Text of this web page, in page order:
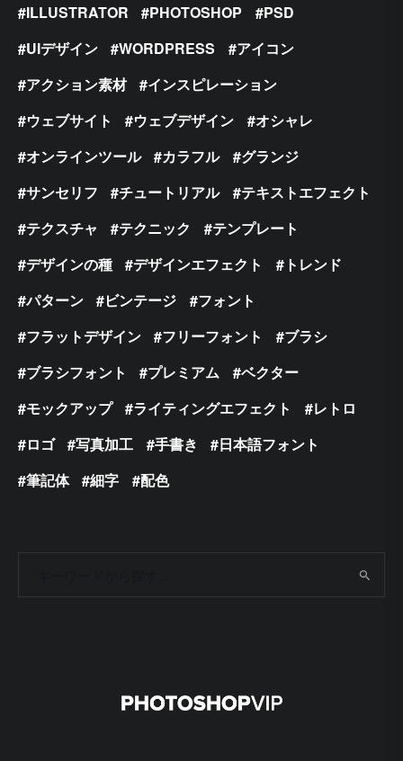
ILLUSTRATOR
PHOTOSHOP
PSD
UIデザイン
WORDPRESS
アイコン
アクション素材
インスピレーション
ウェブサイト
ウェブデザイン
オシャレ
オンラインツール
カラフル
グランジ
サンセリフ
チュートリアル
テキストエフェクト
テクスチャ
テクニック
テンプレート
デザインの種
デザインエフェクト
トレンド
パターン
ビンテージ
フォント
フラットデザイン
フリーフォント
ブラシ
ブラシフォント
プレミアム
ベクター
モックアップ
ライティングエフェクト
レトロ
ロゴ
写真加工 手書き
日本語フォント
筆記体
細字 配色